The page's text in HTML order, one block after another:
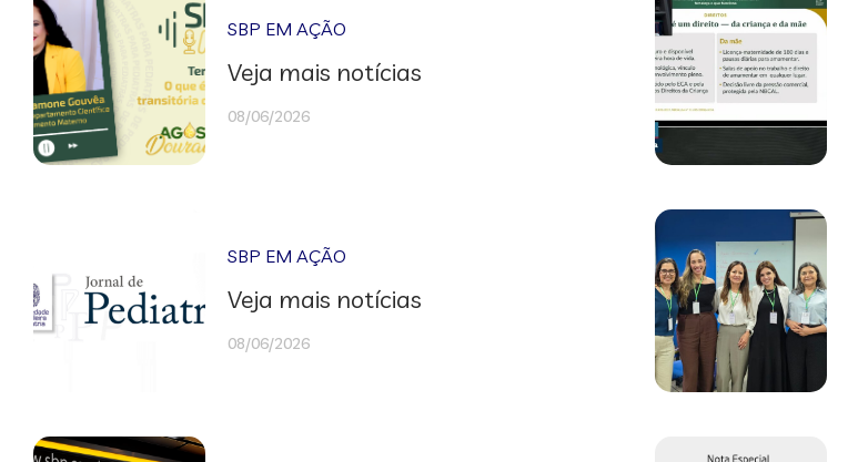
SBP EM AÇÃO
Veja mais notícias
08/06/2026
SBP EM AÇÃO
Veja mais notícias
08/06/2026